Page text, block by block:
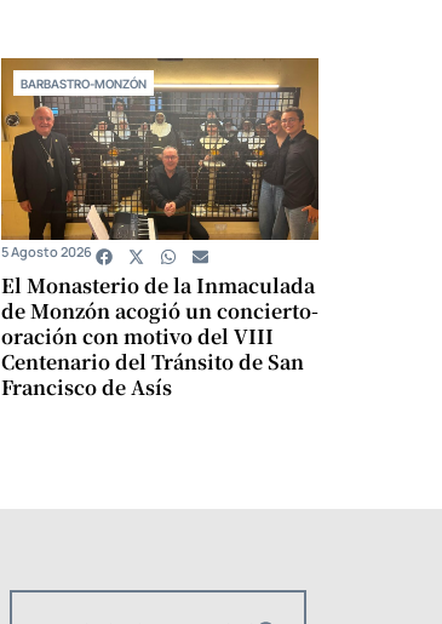
BARBASTRO-MONZÓN
El Monasterio de la Inmaculada
de Monzón acogió un concierto-
oración con motivo del VIII
Centenario del Tránsito de San
Francisco de Asís
5 Agosto 2026